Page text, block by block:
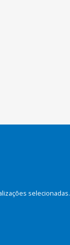
selecionadas.